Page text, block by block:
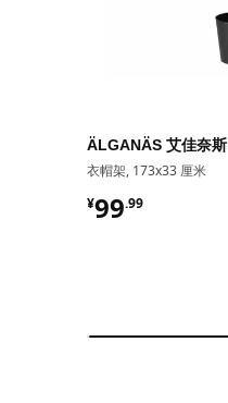
ÄLGANÄS 艾佳奈斯
衣帽架, 173x33 厘米
¥99.99
¥ 99.99